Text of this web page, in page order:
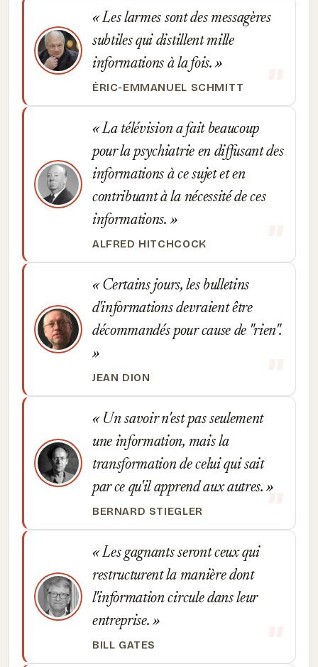
Les larmes sont des messagères
subtiles qui distillent mille
informations à la fois.
ÉRIC-EMMANUEL SCHMITT
La télévision a fait beaucoup
pour la psychiatrie en diffusant des
informations à ce sujet et en
contribuant à la nécessité de ces
informations.
ALFRED HITCHCOCK
Certains jours, les bulletins
d'informations devraient être
décommandés pour cause de "rien".
JEAN DION
Un savoir n'est pas seulement
une information, mais la
transformation de celui qui sait
par ce qu'il apprend aux autres.
BERNARD STIEGLER
Les gagnants seront ceux qui
restructurent la manière dont
l'information circule dans leur
entreprise.
BILL GATES